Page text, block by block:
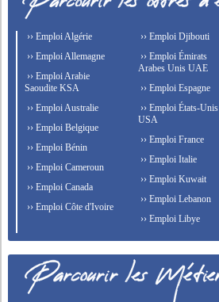
›› Emploi Algérie
›› Emploi Allemagne
›› Emploi Arabie
Saoudite KSA
›› Emploi Australie
›› Emploi Belgique
›› Emploi Bénin
›› Emploi Cameroun
›› Emploi Canada
›› Emploi Côte d'Ivoire
›› Emploi Djibouti
›› Emploi Émirats
Arabes Unis UAE
›› Emploi Espagne
›› Emploi États-Unis
USA
›› Emploi France
›› Emploi Italie
›› Emploi Kuwait
›› Emploi Lebanon
›› Emploi Libye